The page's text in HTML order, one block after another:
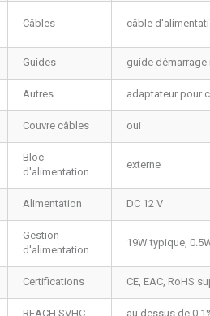
Câbles câble
Guides guide
Autres adaptateur pour
Couvre câbles oui
Bloc
d'alimentation
externe
Alimentation DC 12 V
Gestion
d'alimentation
19W typique,
Certifications CE, EAC, RoHS
REACH SVHC au dessus de